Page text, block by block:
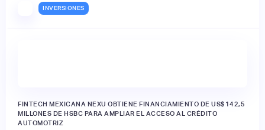
INVERSIONES
FINTECH MEXICANA NEXU OBTIENE FINANCIAMIENTO DE US$142,5
MILLONES DE HSBC PARA AMPLIAR EL ACCESO AL CRÉDITO
AUTOMOTRIZ